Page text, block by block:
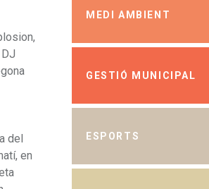
del
en
MEDI AMBIENT
GESTIÓ MUNICIPAL
ESPORTS